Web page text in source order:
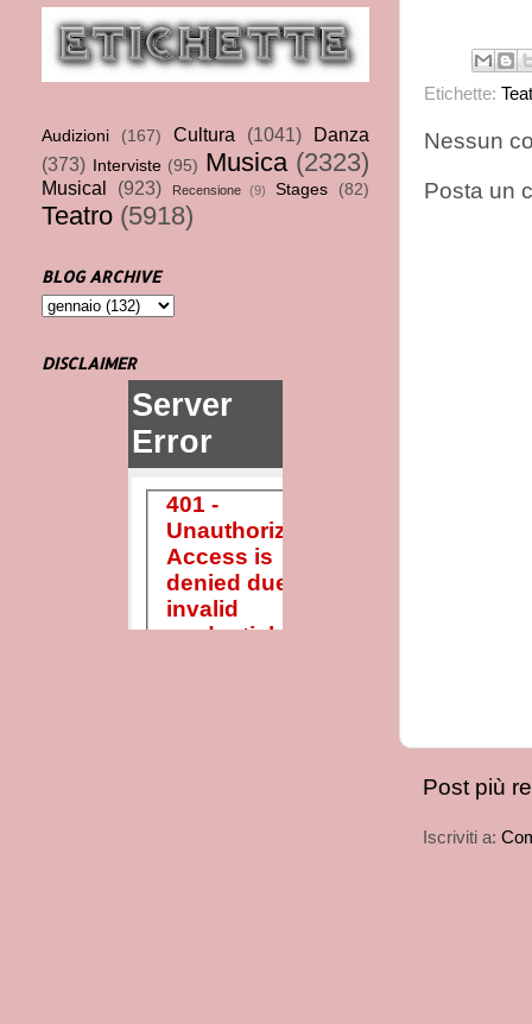
Etichette:
Nessun
Posta un
Post più
Iscriviti a:
Audizioni (167) Cultura (1041)
Danza
(373)
Interviste (95) Musica (2323)
Musical (923) Recensione (9) Stages (82)
Teatro (5918)
BLOG ARCHIVE
DISCLAIMER